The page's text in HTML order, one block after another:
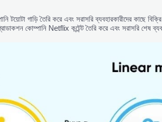
টয়োটা গাড়ি তৈরি করে এবং সরাসরি ব্যবহারকারীদের কাছে
কোম্পানি Netflix কন্টেন্ট তৈরি করে এবং সরাসরি শেষ